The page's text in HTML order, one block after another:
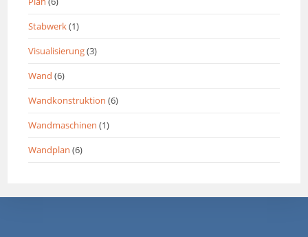
Stabwerk(1)
Visualisierung(3)
Wand (6)
Wandkonstruktion (6)
Wandmaschinen (1)
Wandplan (6)